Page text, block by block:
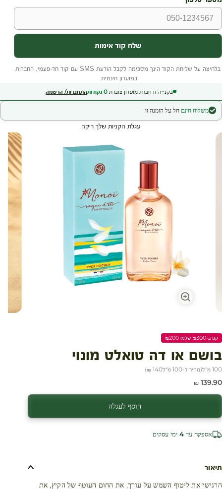
בקנייה זו חברת מועדון צוברת 0 נקודותהתחברות/ הרשמה
עגלת קניות
משלוח חינם חל על הזמנה זו
עגלת הקניות שלך ריקה
קנו ב-₪300 שלמו ₪200
בושם או דה טואלט מונוי
100 מ"ל (מחיר ל-100 מ״ל 140 ₪
)
מחיר מבצע
139.90 ₪
הוסף לעגלה
אספקה עד 4 ימי עסקים
תיאור
הרגישי את ליטוף השמש על עורך, את החום העוטף של הקיץ, את